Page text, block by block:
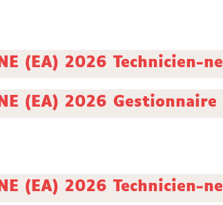
(EA) 2026 Technicien-
(EA) 2026
(EA) 2026